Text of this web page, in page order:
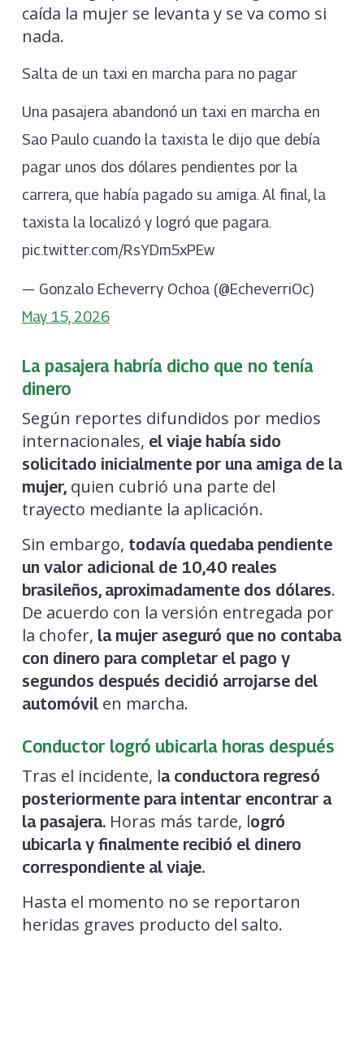
caída la mujer se levanta y se va como si
nada.
Salta de un taxi en marcha para no pagar
Una pasajera abandonó un taxi en marcha en
Sao Paulo cuando la taxista le dijo que debía
pagar unos dos dólares pendientes por la
carrera, que había pagado su amiga. Al final, la
taxista la localizó y logró que pagara.
pic.twitter.com/RsYDm5xPEw
— Gonzalo Echeverry Ochoa (@EcheverriOc)
May 15, 2026
La pasajera habría dicho que no tenía
dinero
Según reportes difundidos por medios
internacionales, el viaje había sido
solicitado inicialmente por una amiga de la
mujer,quien cubrió una parte del
trayecto mediante la aplicación.
Sin embargo, todavía quedaba pendiente
un valor adicional de 10,40 reales
brasileños, aproximadamente dos dólares.
De acuerdo con la versión entregada por
la chofer, la mujer aseguró que no contaba
con dinero para completar el pago y
segundos después decidió arrojarse del
automóvil en marcha.
Conductor logró ubicarla horas después
Tras el incidente, la conductora regresó
posteriormente para intentar encontrar a
la pasajera.Horas más tarde, logró
ubicarla y finalmente recibió el dinero
correspondiente al viaje.
Hasta el momento no se reportaron
heridas graves producto del salto.